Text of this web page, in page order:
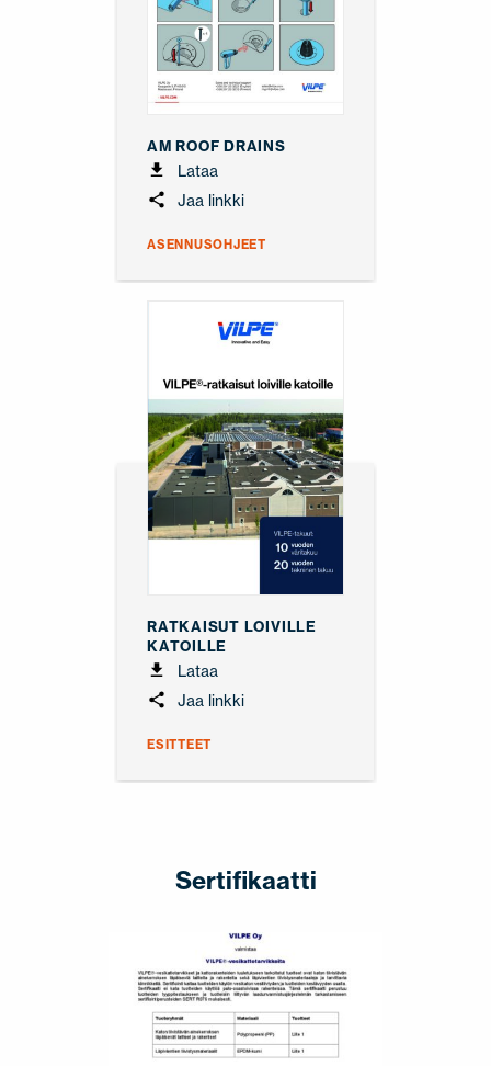
AM ROOF DRAINS
Lataa
Jaa linkki
ASENNUSOHJEET
RATKAISUT LOIVILLE
KATOILLE
Lataa
Jaa linkki
ESITTEET
Sertifikaatti